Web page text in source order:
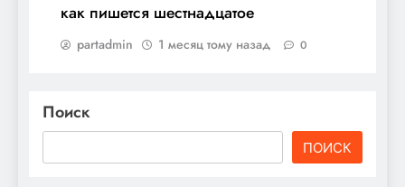
как пишется шестнадцатое
partadmin 1 месяц тому назад 0
Поиск
ПОИСК